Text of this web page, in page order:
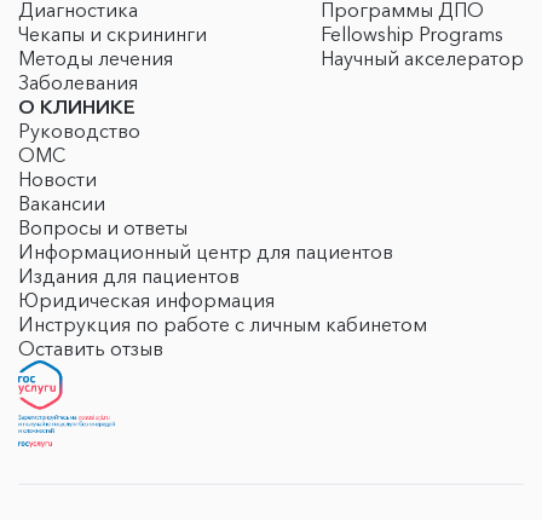
Диагностика
Чекапы и скрининги
Методы лечения
Заболевания
Программы ДПО
Fellowship Programs
Научный акселератор
О КЛИНИКЕ
Руководство
ОМС
Новости
Вакансии
Вопросы и ответы
Информационный центр для пациентов
Издания для пациентов
Юридическая информация
Инструкция по работе с личным кабинетом
Оставить отзыв